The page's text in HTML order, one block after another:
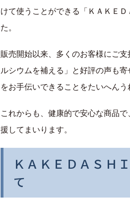
けて使うことができる「ＫＡＫＥ
た。
販売開始以来、多くのお客様にご
ルシウムを補える」と好評の声も
をお手伝いできることをたいへんう
これからも、健康的で安心な商品
援してまいります。
ＫＡＫＥＤＡＳＨ
て